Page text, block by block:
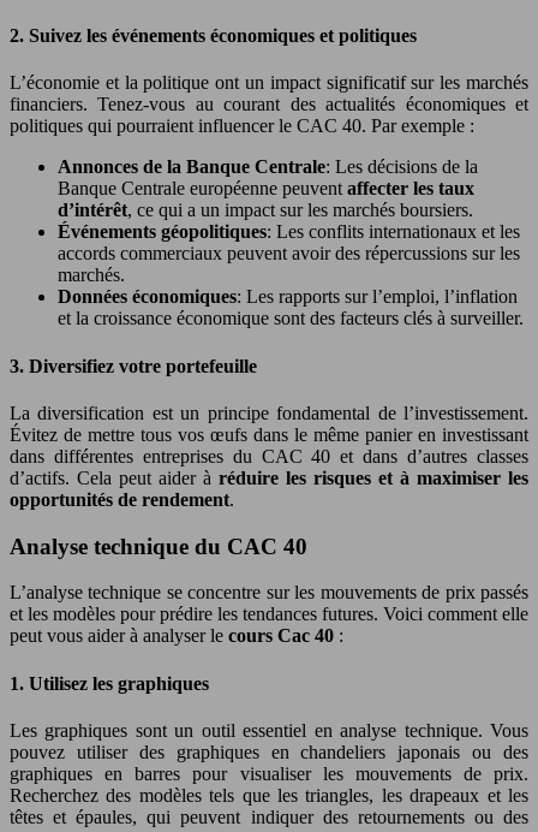
2. Suivez les événements économiques et politiques
L’économie et la politique ont un impact significatif sur les marchés
financiers. Tenez-vous au courant des actualités économiques et
politiques qui pourraient influencer le CAC 40. Par exemple :
Annonces de la Banque Centrale: Les décisions de la
Banque Centrale européenne peuvent affecter les taux
d’intérêt, ce qui a un impact sur les marchés boursiers.
Événements géopolitiques: Les conflits internationaux et les
accords commerciaux peuvent avoir des répercussions sur les
marchés.
Données économiques: Les rapports sur l’emploi, l’inflation
et la croissance économique sont des facteurs clés à surveiller.
3. Diversifiez votre portefeuille
La diversification est un principe fondamental de l’investissement.
Évitez de mettre tous vos œufs dans le même panier en investissant
dans différentes entreprises du CAC 40 et dans d’autres classes
d’actifs. Cela peut aider à réduire les risques et à maximiser les
opportunités de rendement.
Analyse technique du CAC 40
L’analyse technique se concentre sur les mouvements de prix passés
et les modèles pour prédire les tendances futures. Voici comment elle
peut vous aider à analyser le cours Cac 40 :
1. Utilisez les graphiques
Les graphiques sont un outil essentiel en analyse technique. Vous
pouvez utiliser des graphiques en chandeliers japonais ou des
graphiques en barres pour visualiser les mouvements de prix.
Recherchez des modèles tels que les triangles, les drapeaux et les
têtes et épaules, qui peuvent indiquer des retournements ou des